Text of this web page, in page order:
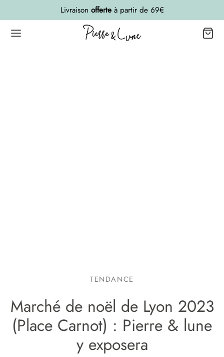
Livraison offerteà partir de 69€
TENDANCE
Marché de noël de Lyon 2023
(Place Carnot) : Pierre & lune
y exposera